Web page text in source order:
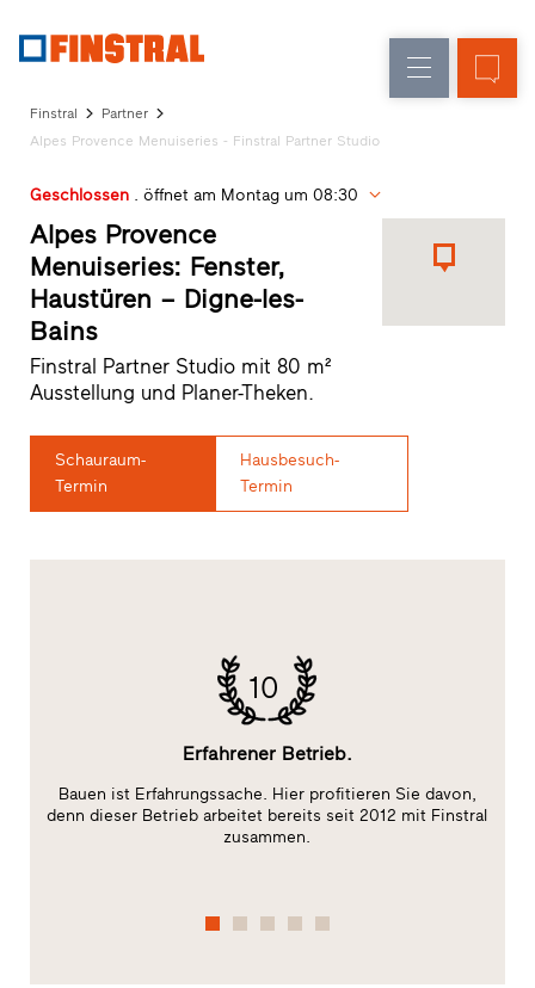
Haustüren
Glaswände
Neu-/Umbau
Architekten-
Partner-
Programm
Händlersuche
Schnelleinstiege
Finstral
Partner
Alpes Provence Menuiseries - Finstral Partner Studio
Geschlossen. öffnet am Montag um 08:30
Alpes Provence
Menuiseries: Fenster,
Haustüren – Digne-les-
Bains
Finstral Partner Studio mit 80 m²
Ausstellung und Planer-Theken.
Schauraum-
Termin
Hausbesuch-
Termin
10
Erfahrener Betrieb.
Bauen ist Erfahrungssache. Hier profitieren Sie davon,
denn dieser Betrieb arbeitet bereits seit 2012 mit Finstral
zusammen.